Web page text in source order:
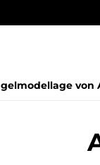
30 Tage Geld-
von